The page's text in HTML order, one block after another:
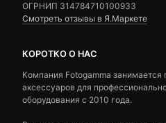
ОГРНИП 314784710100933
Смотреть отзывы в Я.Маркете
КОРОТКО О НАС
Компания Fotogamma занимается
аксессуаров для
оборудования с 2010 года.